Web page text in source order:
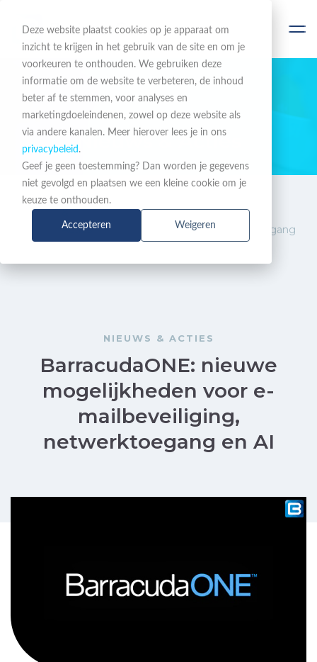
Deze website plaatst cookies op je apparaat om
inzicht te krijgen in het gebruik van de site en om je
voorkeuren te onthouden. We gebruiken deze
informatie om de website te verbeteren, de inhoud
beter af te stemmen, voor analyses en
marketingdoeleindenen, zowel op deze website als
via andere kanalen. Meer hierover lees je in ons
privacybeleid .
Geef je geen toestemming? Dan worden je gegevens
niet gevolgd en plaatsen we een kleine cookie om je
keuze te onthouden.
Accepteren Weigeren
BLIJF OP DE HOOGTE
Nieuws & Acties
Nieuws
&
Acties
mogelijkheden voor e-
mailbeveiliging, netwerktoegang
NIEUWS & ACTIES
BarracudaONE: nieuwe
mogelijkheden voor e-
mailbeveiliging,
netwerktoegang en AI